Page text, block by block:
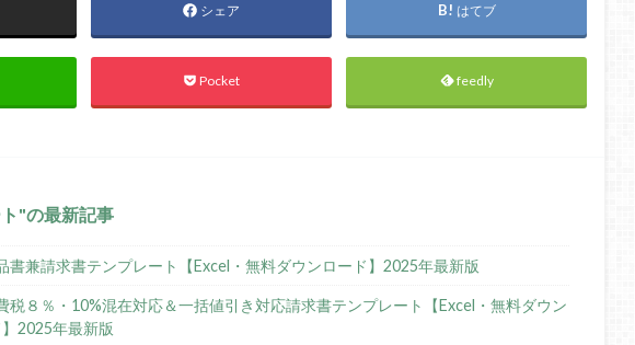
シェア はてブ
Pocket feedly
の最新記事
書兼請求書テンプレート【Excel・無料ダウンロード】2025年最新版
税８％・10%混在対応＆一括値引き対応請求書テンプレート【Excel・無料ダウン
2025年最新版